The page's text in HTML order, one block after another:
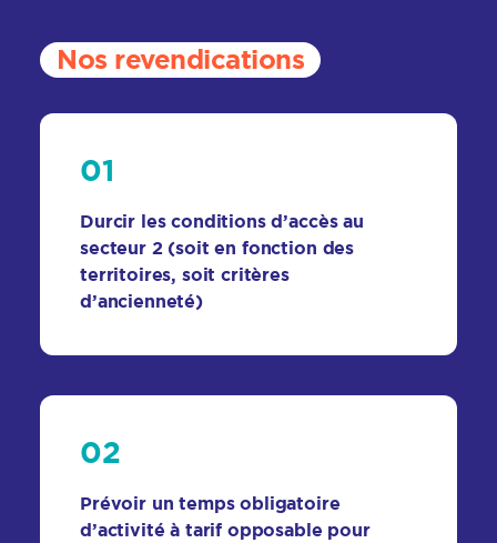
Nos revendications
01
Durcir les conditions d’accès au
secteur 2 (soit en fonction des
territoires, soit critères
d’ancienneté)
02
Prévoir un temps obligatoire
d’activité à tarif opposable pour